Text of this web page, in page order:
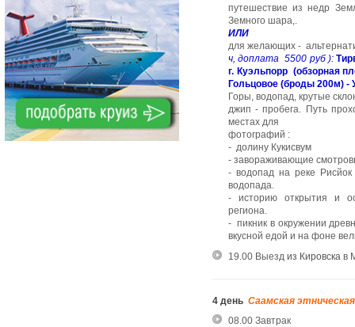
путешествие из недр
Земного шара,.
ИЛИ
для желающих -
ч, доплата 5500 руб ):
г. Куэльпорр (обзорная
Гольцовое (броды 200м) -
Горы, водопад, крутые
джип - пробега. Путь
местах для
фотографий :
- долину Кукисвум
- завораживающие
- водопад на реке
водопада.
- историю открытия и
региона.
- пикник в окружении
вкусной едой и на фоне
19.00 Выезд из Кировска в
4 день Саамская
08.00 Завтрак